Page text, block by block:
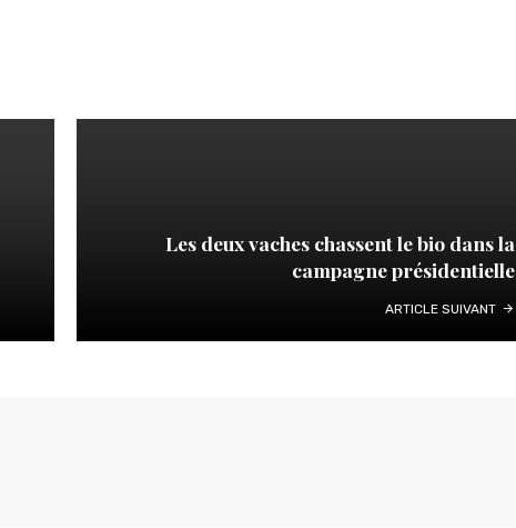
Les deux vaches chassent le bio dans la
campagne présidentielle
ARTICLE SUIVANT